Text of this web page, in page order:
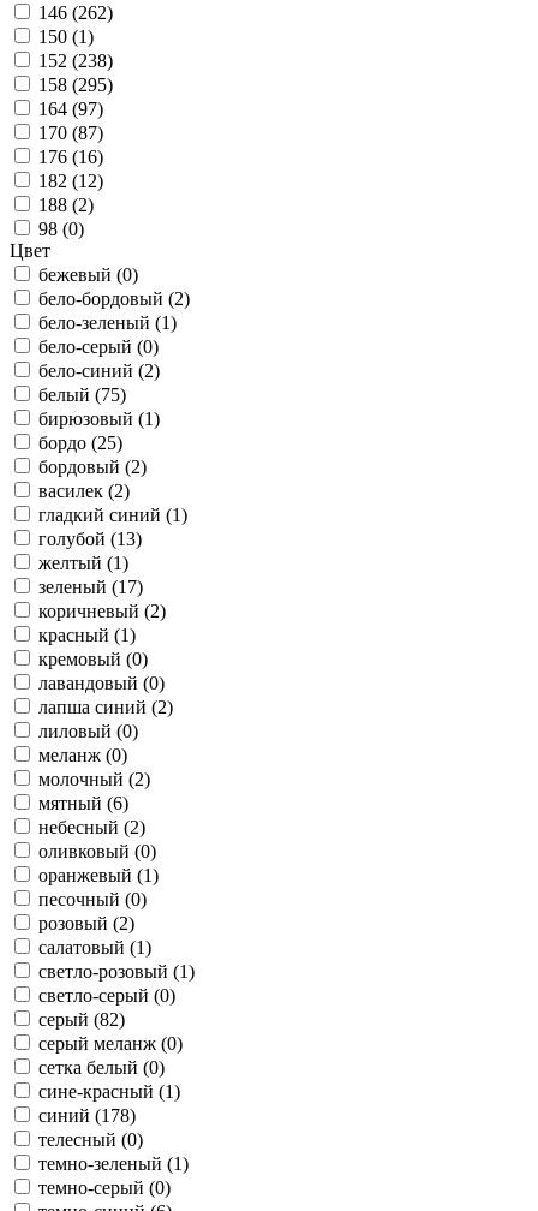
146 (262)
150 (1)
152 (238)
158 (295)
164 (97)
170 (87)
176 (16)
182 (12)
188 (2)
98 (0)
Цвет
бежевый (0)
бело-бордовый (2)
бело-зеленый (1)
бело-серый (0)
бело-синий (2)
белый (75)
бирюзовый (1)
бордо (25)
бордовый (2)
василек (2)
гладкий синий (1)
голубой (13)
желтый (1)
зеленый (17)
коричневый (2)
красный (1)
кремовый (0)
лавандовый (0)
лапша синий (2)
лиловый (0)
меланж (0)
молочный (2)
мятный (6)
небесный (2)
оливковый (0)
оранжевый (1)
песочный (0)
розовый (2)
салатовый (1)
светло-розовый (1)
светло-серый (0)
серый (82)
серый меланж (0)
сетка белый (0)
сине-красный (1)
синий (178)
телесный (0)
темно-зеленый (1)
темно-серый (0)